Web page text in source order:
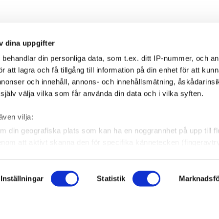
dina uppgifter
behandlar din personliga data, som t.ex. ditt IP-nummer, och
att lagra och få tillgång till information på din enhet för att
och innehåll, annons- och innehållsmätning,
välja vilka som får använda din data och i vilka syften.
vilja:
din geografiska plats som kan ha en noggrannhet på upp till
Inställningar Statistik
SOCIALA MEDIER
Instagram